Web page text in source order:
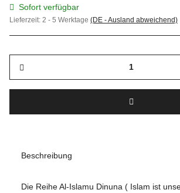
Sofort verfügbar
Lieferzeit: 2 - 5 Werktage (DE - Ausland abweichend)
Beschreibung
Die Reihe Al-Islamu Dinuna ( Islam ist